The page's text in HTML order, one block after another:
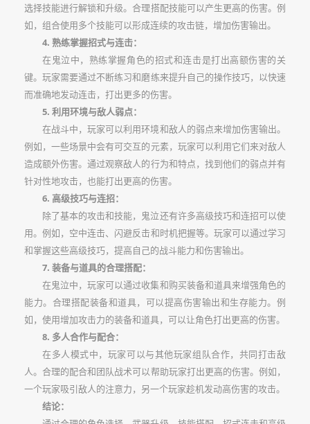
选择技能进行解锁和升级。合理搭配技能可以产生更高的伤害。例
如，组合使用多个技能可以形成连续的攻击链，增加伤害输出。
4. 熟练掌握招式与连击：
在鬼泣中，熟练掌握角色的招式和连击是打出高额伤害的关
键。玩家需要通过不断练习和磨练来提升自己的操作技巧，以快速
而准确地发动连击，打出更多的伤害。
5. 利用环境与敌人弱点：
在战斗中，玩家可以利用环境和敌人的弱点来增加伤害输出。
例如，一些场景中会有可交互的元素，玩家可以利用它们来对敌人
造成额外伤害。通过观察敌人的行为和特点，找到他们的弱点并有
针对性地攻击，也能打出更高的伤害。
6. 高级技巧与连招：
除了基本的攻击和技能，鬼泣还有许多高级技巧和连招可以使
用。例如，空中连击、闪避反击和时机把握等。玩家可以通过学习
和掌握这些高级技巧，提高自己的战斗能力和伤害输出。
7. 装备与道具的合理搭配：
在鬼泣中，玩家可以通过收集和购买装备和道具来增强角色的
能力。合理搭配装备和道具，可以提高伤害输出和生存能力。例
如，使用增加攻击力的装备和道具，可以让角色打出更高的伤害。
8. 多人合作与配合：
在多人模式中，玩家可以与其他玩家组队合作，共同打击敌
人。合理的配合和团队战术可以帮助玩家打出更高的伤害。例如，
一个玩家吸引敌人的注意力，另一个玩家趁机发动高伤害的攻击。
结论：